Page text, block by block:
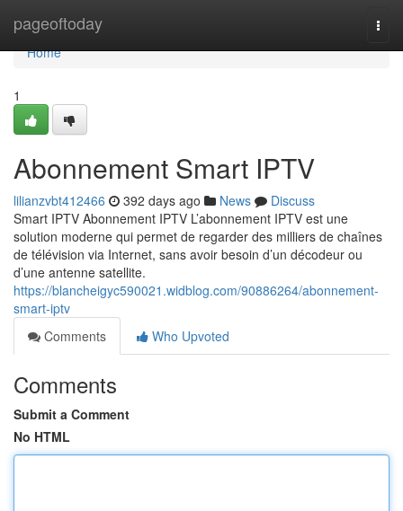
pageoftoday
Home
Home
1
Abonnement Smart IPTV
lilianzvbt412466 392 days ago News
Discuss
Smart IPTV Abonnement IPTV L’abonnement IPTV est une
solution moderne qui permet de regarder des milliers de chaînes
de télévision via Internet, sans avoir besoin d’un décodeur ou
d’une antenne satellite.
https://blancheigyc590021.widblog.com/90886264/abonnement-
smart-iptv
Comments
Who Upvoted
Comments
Submit a Comment
No HTML